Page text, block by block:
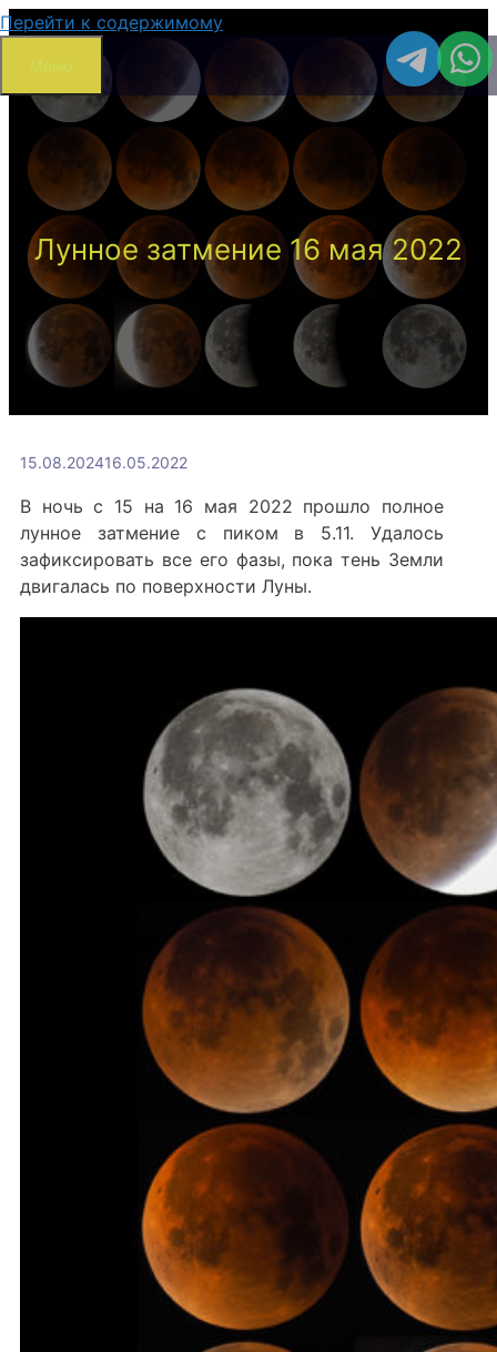
Перейти к содержимому
Меню
Лунное затмение 16 мая 2022
15.08.202416.05.2022
В ночь с 15 на 16 мая 2022 прошло полное
лунное затмение с пиком в 5.11. Удалось
зафиксировать все его фазы, пока тень Земли
двигалась по поверхности Луны.